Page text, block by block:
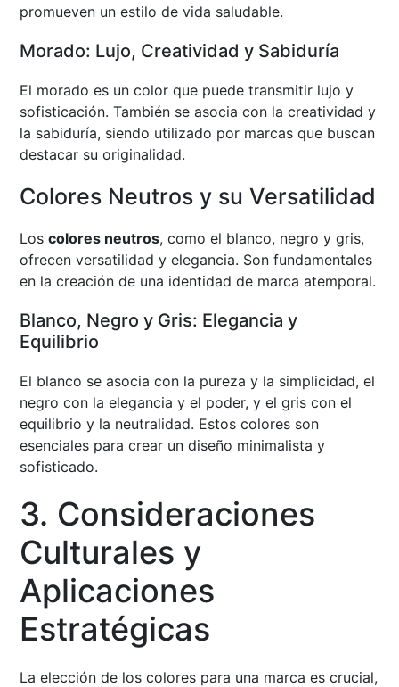
promueven un estilo de vida saludable.
Morado: Lujo, Creatividad y Sabiduría
El morado es un color que puede transmitir lujo y
sofisticación. También se asocia con la creatividad y
la sabiduría, siendo utilizado por marcas que buscan
destacar su originalidad.
Colores Neutros y su Versatilidad
Loscolores neutros, como el blanco, negro y gris,
ofrecen versatilidad y elegancia. Son fundamentales
en la creación de una identidad de marca atemporal.
Blanco, Negro y Gris: Elegancia y
Equilibrio
El blanco se asocia con la pureza y la simplicidad, el
negro con la elegancia y el poder, y el gris con el
equilibrio y la neutralidad. Estos colores son
esenciales para crear un diseño minimalista y
sofisticado.
3. Consideraciones
Culturales y
Aplicaciones
Estratégicas
La elección de los colores para una marca es crucial,